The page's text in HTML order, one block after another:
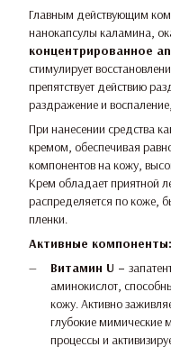
Главным действующим
нанокапсулы каламина,
концентрированное
стимулирует
препятствует действию
раздражение и
При нанесении средства
кремом, обеспечивая
компонентов на кожу,
Крем обладает приятной
распределяется по коже,
пленки.
Активные компоненты:
Витамин U –
аминокислот,
кожу. Активно
глубокие мимические
процессы и